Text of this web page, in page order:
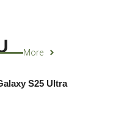
More
S25 Ultra